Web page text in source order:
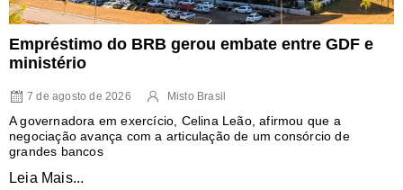
Empréstimo do BRB gerou embate entre GDF e
ministério
7 de agosto de 2026 Misto Brasil
A governadora em exercício, Celina Leão, afirmou que a
negociação avança com a articulação de um consórcio de
grandes bancos
Leia Mais...